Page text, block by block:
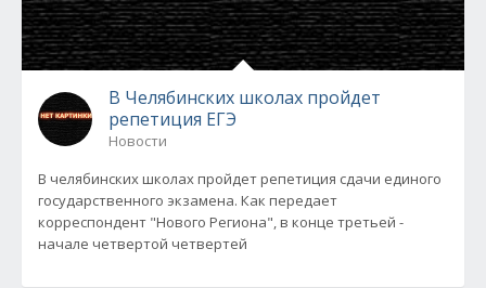
В Челябинских школах пройдет
репетиция ЕГЭ
Новости
В челябинских школах пройдет репетиция сдачи единого
государственного экзамена. Как передает
корреспондент "Нового Региона", в конце третьей -
начале четвертой четвертей